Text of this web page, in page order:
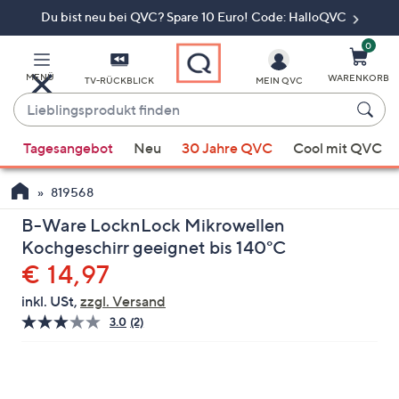
Du bist neu bei QVC? Spare 10 Euro! Code: HalloQVC
MENÜ TV-RÜCKBLICK
Lieblingsprodukt
finden
Vorschläge
verfügbar
sind,
verwenden
Sie
die
Pfeiltasten
nach
oben
MEIN QVC
0
WARENKORB
Tagesangebot Neu 30 Jahre QVC Cool mit QVC
819568
B-Ware LocknLock Mikrowellen
Kochgeschirr geeignet bis 140°C
Gelöscht
€ 14,97
inkl. USt, zzgl. Versand
3.0 2
(2)